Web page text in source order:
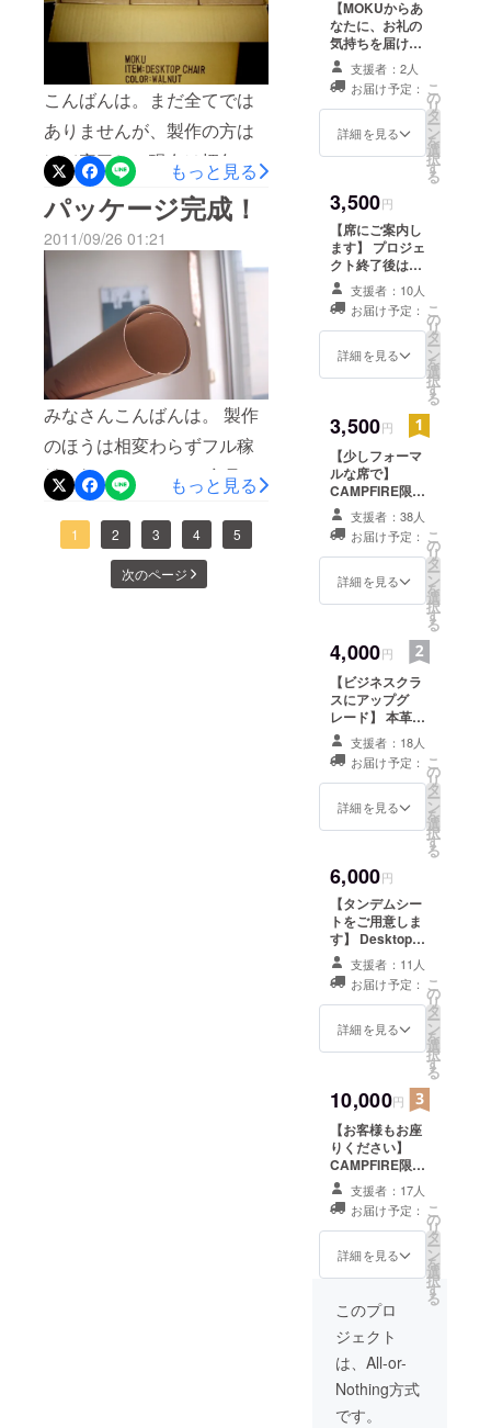
サプライズになればいい
なぁと思い、受け取った時
の皆様の「お、キター！」
という顔を想像しながら、
120のDesktop Chair達を送
り出しました。送り出した
ときは、1年かけて育てた
120の子供達が嫁入りしてい
くような気分になりまし
た。Desktop Chairの商品化
を支援していただいた皆様
に気に入ってもらえると嬉
しいです。是非、手に取っ
てみた感想、使ってみた感
想をお聞かせください。ま
た、皆様がどんな風に使っ
ているのか写真を送ってく
れるととても嬉しいです。
メールやfacebookへの投
こんばんは。まだ全てでは
ありませんが、製作の方は
ほぼ完了し、現在は梱包作
業に入っています。一つひ
とつ丁寧に梱包しておりま
すので、以外と時間が掛
かってしまっています。パ
トロンの皆様、また一般販
売を心待ちにされている
方々にはお待たせしてし
まっておりますが、もう
少々お待ちいただければと
思います。パトロンの皆様
には先ほど、送付先を記入
していただくアンケート
フォームをお送りしたとこ
ろです。今後、工場での梱
もっと見る
パッケージ完成！
2011/09/26 01:21
みなさんこんばんは。 製作
のほうは相変わらずフル稼
働で行っています。 商品を
皆様にお届けする際は、で
きれば一つひとつ直接お渡
しして感想を聞きたいので
もっと見る
1 2 3 4 5
次のページ
【MOKUからあ
なたに、お礼の
気持ちを届けま
す】 私たちか
ら、お礼のメー
ルを差し上げま
す。また、パト
ロン限定のブロ
支援者：2人
お届け予定：
詳細を見る
こ
の
リ
タ
ー
ン
を
選
択
す
る
3,500円
【席にご案内し
ます】 プロジェ
クト終了後は
¥4500前後（+消
費税）での販売
となる
DesktopChairを
CAMPFIRE特別
成次第どこより
も早くお届しま
す！
支援者：10人
お届け予定：
詳細を見る
こ
の
リ
タ
ー
ン
を
選
択
す
る
3,500円
【少しフォーマ
ルな席で】
CAMPFIRE限定
クルミ材プレミ
アムバージョン
をお届け。通常
は白いシナノキ
で作られる
DesktopChairで
なクルミの木で
作ります。
支援者：38人
お届け予定：
詳細を見る
こ
の
リ
タ
ー
ン
を
選
択
す
る
4,000円
【ビジネスクラ
スにアップグ
レード】 本革
シートにアップ
グレード。上記
いずれかのカ
ラーのDesktop
Chairにフェルト
す。
支援者：18人
お届け予定：
詳細を見る
こ
の
リ
タ
ー
ン
を
選
択
す
る
6,000円
【タンデムシー
トをご用意しま
す】 Desktop
Chair２個セット
をお届けしま
す。自宅と職場
に１つずつ、パ
ソコンとiPadに
（クルミ材プレ
ミアムバージョ
ンはお選びいた
だけません）
支援者：11人
お届け予定：
詳細を見る
こ
の
リ
タ
ー
ン
を
選
択
す
る
10,000円
【お客様もお座
りください】
CAMPFIRE限定
親子椅子セッ
ト。Desktop
Chairに加え、
Desktop Chair
とお揃い
子”（ホンモノ）
を制作します！
支援者：17人
お届け予定：
詳細を見る
こ
の
リ
タ
ー
ン
を
選
択
す
る
このプロ
ジェクト
は、All-or-
Nothing方式
です。